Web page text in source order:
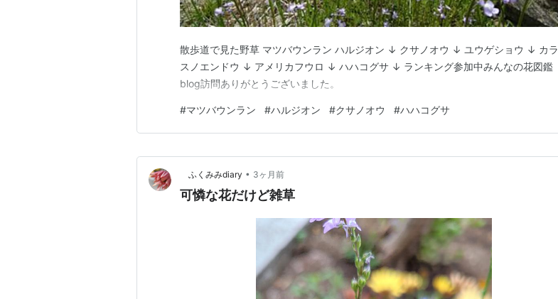
散歩道で見た野草 マツバウンラン ハルジオン ↓ クサノオウ ↓ ユウゲショウ ↓ カラ
スノエンドウ ↓ アメリカフウロ ↓ ハハコグサ ↓ ランキング参加中みんなの花図鑑
blog訪問ありがとうございました。
#マツバウンラン #ハルジオン #クサノオウ #ハハコグサ
ふくみみdiary • 3ヶ月前
可憐な花だけど雑草